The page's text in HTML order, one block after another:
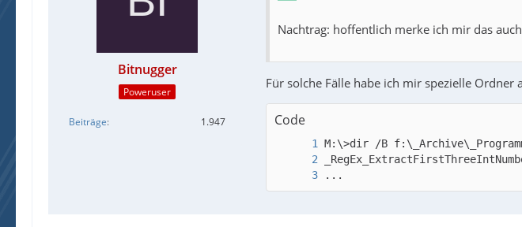
Bitnugger
Poweruser
Beiträge 1.947
Nachtrag: hoffentlich merke ich mir das
Für solche Fälle habe ich mir spezielle Ordner
Code
...